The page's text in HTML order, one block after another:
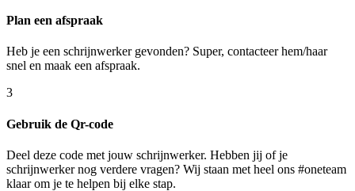
Plan een afspraak
Heb je een schrijnwerker gevonden? Super, contacteer hem/haar
snel en maak een afspraak.
3
Gebruik de Qr-code
Deel deze code met jouw schrijnwerker. Hebben jij of je
schrijnwerker nog verdere vragen? Wij staan met heel ons #oneteam
klaar om je te helpen bij elke stap.